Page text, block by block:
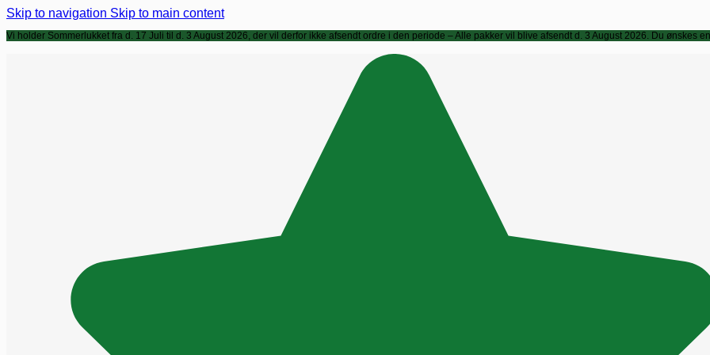
Skip to navigation Skip to main content
Vi holder Sommerlukket fra d. 17 Juli til d. 3 August 2026, der vil derfor ikke afsendt ordre i den periode – Alle pakker vil blive afsendt d. 3 August 2026. Du ønskes